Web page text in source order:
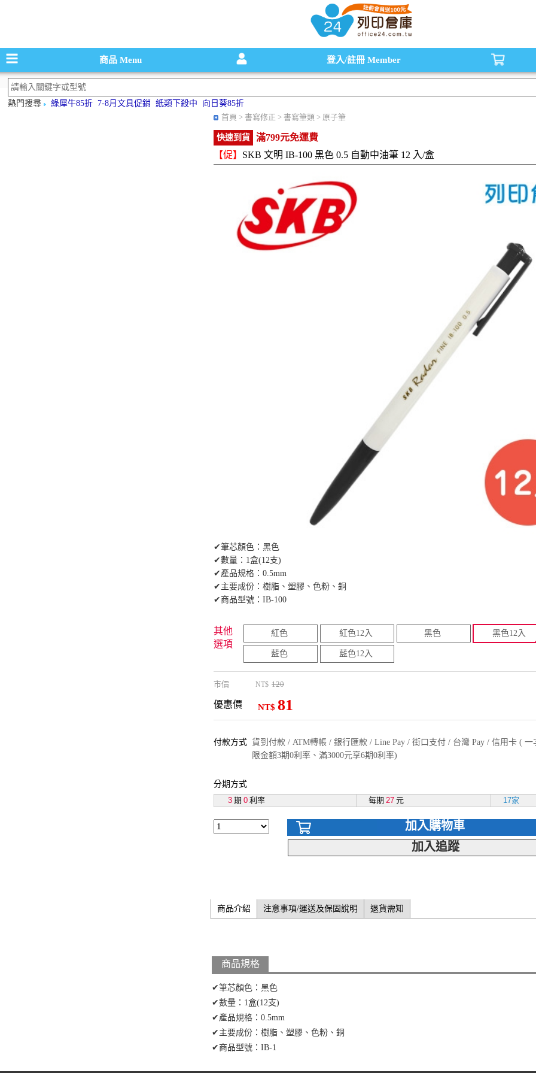
碳粉匣，墨水匣,原廠碳粉匣，副廠碳粉匣，環保碳粉匣,連續供墨印表機-office24列印倉庫線上
商品Menu 登入/註冊 Member
熱門搜尋 綠犀牛85折 7-8月文具促銷 紙類下殺中
向日葵85折
首頁 > 書寫修正 > 書寫筆類 > 原子筆
快速到貨
滿799元免運費
【促】 SKB 文明 IB-100 黑色 0.5 自動中油筆 12 入/盒
✔筆芯顏色：黑色
✔數量：1盒(12支)
✔產品規格：0.5mm
✔主要成份：樹脂、塑膠、色粉、銅
✔商品型號：IB-100
其他
選項
紅色 紅色12入 黑色 黑色12入
藍色 藍色12入
市價 NT$ 120
優惠價 NT$ 81
付款方式 貨到付款 / ATM轉帳 / 銀行匯款 / Line Pay / 街口支付 / 台灣 Pay / 信用卡 ( 一
限金額3期0利率、滿3000元享6期0利率)
分期方式
3 期 0 利率 每期 27 元 17家
加入購物車
加入追蹤
商品介紹 注意事項/運送及保固說明 退貨需知
商品規格
✔筆芯顏色：黑色
✔數量：1盒(12支)
✔產品規格：0.5mm
✔主要成份：樹脂、塑膠、色粉、銅
✔商品型號：IB-1